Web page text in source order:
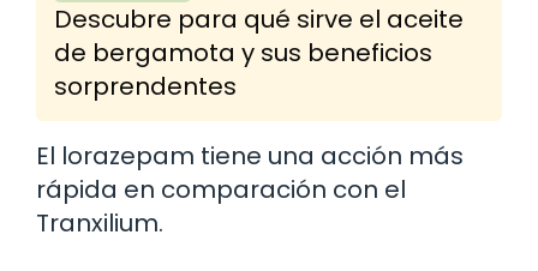
Descubre para qué sirve el aceite
de bergamota y sus beneficios
sorprendentes
El lorazepam tiene una acción más
rápida en comparación con el
Tranxilium.